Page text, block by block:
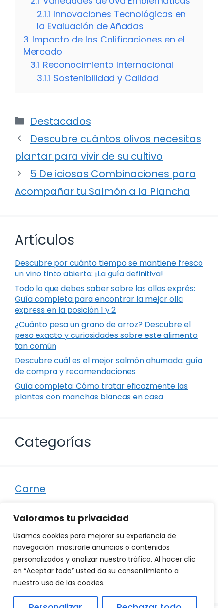
Valoramos tu privacidad
Usamos cookies para mejorar su experiencia de
navegación, mostrarle anuncios o contenidos
personalizados y analizar nuestro tráfico. Al hacer clic
en “Aceptar todo” usted da su consentimiento a
nuestro uso de las cookies.
2.1.1 Innovaciones Tecnológicas en
la Evaluación de Añadas
3 Impacto de las Calificaciones en el
Mercado
3.1 Reconocimiento Internacional
3.1.1 Sostenibilidad y Calidad
Categorías
Destacados
Descubre cuántos olivos necesitas
plantar para vivir de su cultivo
5 Deliciosas Combinaciones para
Acompañar tu Salmón a la Plancha
Artículos
Descubre por cuánto tiempo se mantiene fresco
un vino tinto abierto: ¡La guía definitiva!
Todo lo que debes saber sobre las ollas exprés:
Guía completa para encontrar la mejor olla
express en la posición 1 y 2
¿Cuánto pesa un grano de arroz? Descubre el
peso exacto y curiosidades sobre este alimento
tan común
Descubre cuál es el mejor salmón ahumado: guía
de compra y recomendaciones
Guía completa: Cómo tratar eficazmente las
plantas con manchas blancas en casa
Categorías
Carne
Otro
Pescado
Recetas